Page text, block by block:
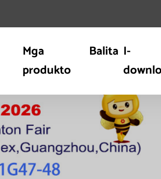
Mga
produkto
Balita I-